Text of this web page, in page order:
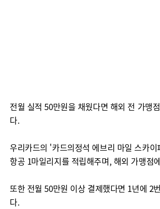
전월 실적 50만원을 채웠다면 해외 전 가맹
다.
우리카드의 '카드의정석 에브리 마일 스카
항공 1마일리지를 적립해주며, 해외 가맹점
또한 전월 50만원 이상 결제했다면 1년에 2
다.